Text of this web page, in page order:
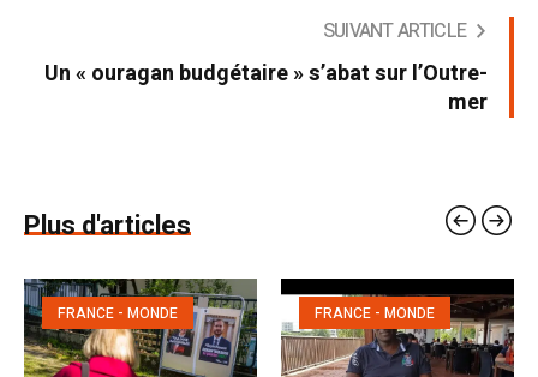
SUIVANT ARTICLE
Un « ouragan budgétaire » s’abat sur l’Outre-
mer
Plus d'articles
FRANCE - MONDE FRANCE - MONDE